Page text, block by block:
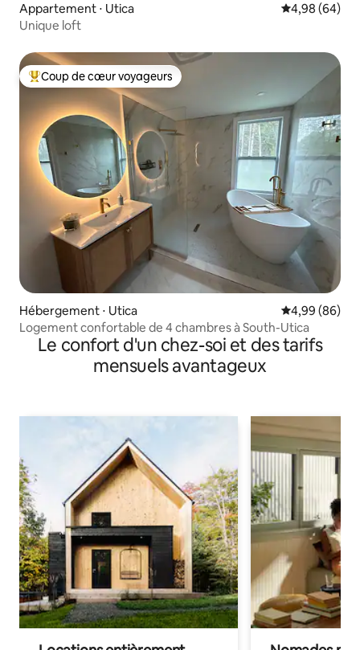
Appartement ⋅ Utica Évaluation
4,98 (64)
Unique loft
Coups de cœur voyageurs les plus appréciés
Coup de cœur voyageurs
Hébergement ⋅ Utica Évaluation
4,99 (86)
Logement confortable de 4 chambres à South-Utica
Le confort d'un chez-soi et des tarifs
mensuels avantageux